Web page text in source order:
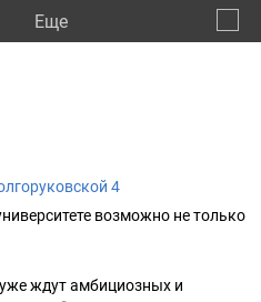
Eще
4
возможно не только
ждут амбициозных и